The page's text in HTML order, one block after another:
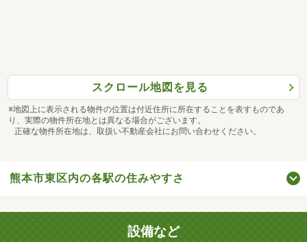
スクロール地図を見る
※地図上に表示される物件の位置は付近住所に所在することを表すものであ
り、実際の物件所在地とは異なる場合がございます。
正確な物件所在地は、取扱い不動産会社にお問い合わせください。
熊本市東区内の各駅の住みやすさ
設備など